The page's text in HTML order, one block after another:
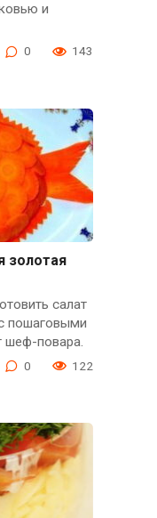
и
0 143
золотая
салат
пошаговыми
шеф-повара.
0 122